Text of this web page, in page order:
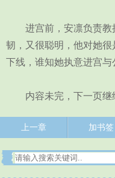
进宫前，安凛负责教
韧，又很聪明，他对她
下线，谁知她执意进宫与
内容未完，下一页继
上一章 加书签